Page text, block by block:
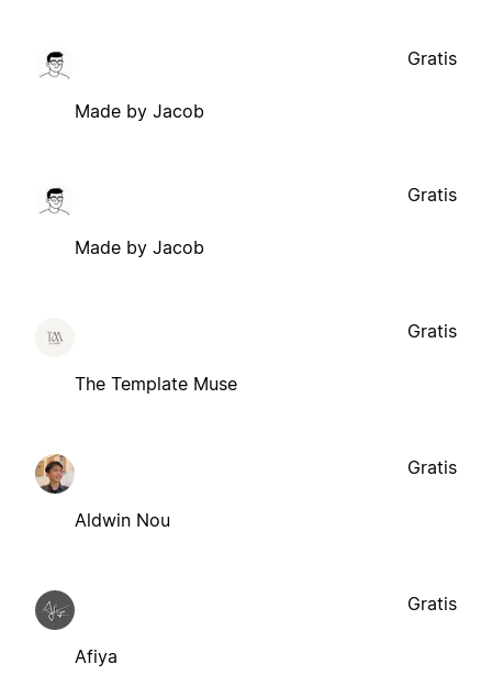
Made by Jacob
Gratis
Made by Jacob
Gratis
The Template Muse
Gratis
Aldwin Nou
Gratis
Afiya
Gratis